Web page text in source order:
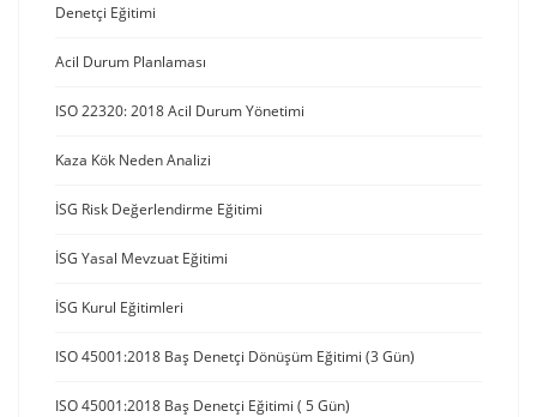
Denetçi Eğitimi
Acil Durum Planlaması
ISO 22320: 2018 Acil Durum Yönetimi
Kaza Kök Neden Analizi
İSG Risk Değerlendirme Eğitimi
İSG Yasal Mevzuat Eğitimi
İSG Kurul Eğitimleri
ISO 45001:2018 Baş Denetçi Dönüşüm Eğitimi (3 Gün)
ISO 45001:2018 Baş Denetçi Eğitimi ( 5 Gün)